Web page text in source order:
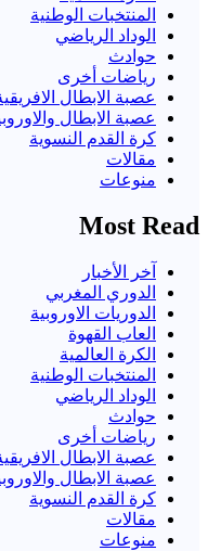
المنتخبات الوطنية
الوداد الرياضي
حوادث
رياضات أخرى
عصبة الابطال
عصبة الابطال
كرة القدم النسوية
مقالات
منوعات
Most Read
آخر الأخبار
الدوري المغربي
الدوريات الاوروبية
العاب القهوة
الكرة العالمية
المنتخبات الوطنية
الوداد الرياضي
حوادث
رياضات أخرى
عصبة الابطال
عصبة الابطال
كرة القدم النسوية
مقالات
منوعات